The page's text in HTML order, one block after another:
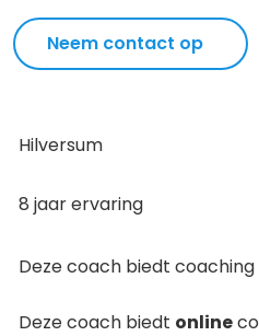
Neem contact op
Hilversum
8 jaar ervaring
Deze coach biedt coaching
Deze coach biedt online